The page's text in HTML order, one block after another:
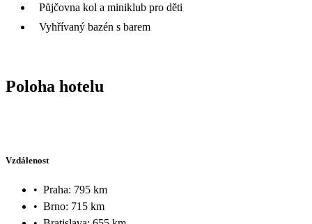
Půjčovna kol a miniklub pro děti
Vyhřívaný bazén s barem
Poloha hotelu
Vzdálenost
• Praha: 795 km
• Brno: 715 km